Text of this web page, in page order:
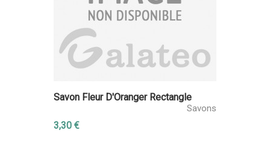
Savon Fleur D'Oranger Rectangle
Savons
3,30 €